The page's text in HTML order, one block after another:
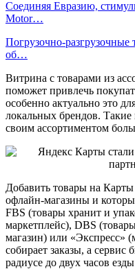
Соединяя Евразию,
Motor…
Погрузочно-разгрузочные
об…
Витрина с товарами из
поможет привлечь
особенно актуально это
локальных брендов.
своим ассортиментом
Добавить товары на
офлайн-магазины и
FBS (товары хранит и
маркетплейс), DBS
магазин) или «Экспресс»
собирает заказы, а сервис
радиусе до двух часов